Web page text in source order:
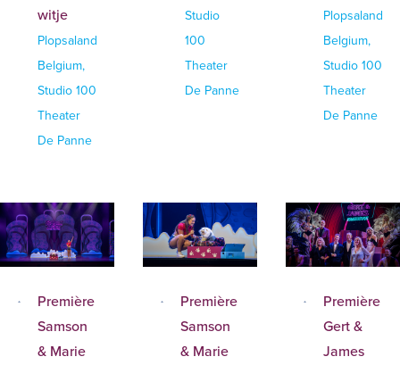
witje
Plopsaland
Belgium,
Studio 100
Theater
De Panne
Studio
100
Theater
De Panne
Plopsaland
Belgium,
Studio 100
Theater
De Panne
Première
Samson
& Marie
Première
Samson
& Marie
Première
Gert &
James